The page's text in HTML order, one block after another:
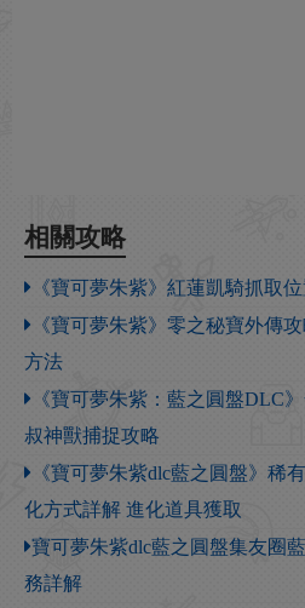
相關攻略
《寶可夢朱紫》紅蓮凱騎抓取
《寶可夢朱紫》零之秘寶外傳
方法
《寶可夢朱紫：藍之圓盤DLC
叔神獸捕捉攻略
《寶可夢朱紫dlc藍之圓盤》稀
化方式詳解 進化道具獲取
寶可夢朱紫dlc藍之圓盤集友圈
務詳解